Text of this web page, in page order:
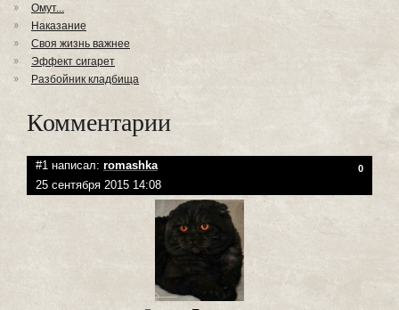
Омут...
Наказание
Своя жизнь важнее
Эффект сигарет
Разбойник кладбища
Комментарии
#1 написал: romashka 0
25 сентября 2015 14:08